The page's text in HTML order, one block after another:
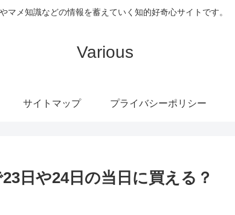
マメ知識などの情報を蓄えていく知的好奇心サイトです。
Various
サイトマップ プライバシーポリシー
日や24日の当日に買える？